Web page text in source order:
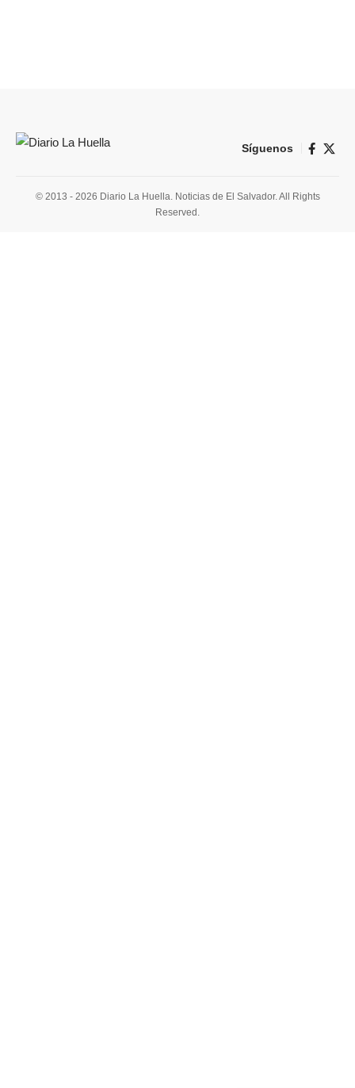
Síguenos
© 2013 - 2026 Diario La Huella. Noticias de El Salvador. All Rights
Reserved.